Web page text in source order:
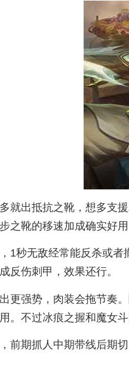
就出抵抗之靴，想多支
之靴的移速加成确实好用
1秒无敌经常能反杀或
反伤刺甲，效果还行。
更强势，肉装会拖节奏
。不过冰痕之握和魔女
前期抓人中期带线后期